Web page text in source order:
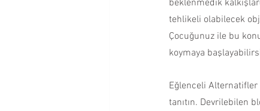
beklenmedik
tehlikeli olabilecek
Çocuğunuz ile bu
koymaya
Eğlenceli
tanıtın. Devrilebilen